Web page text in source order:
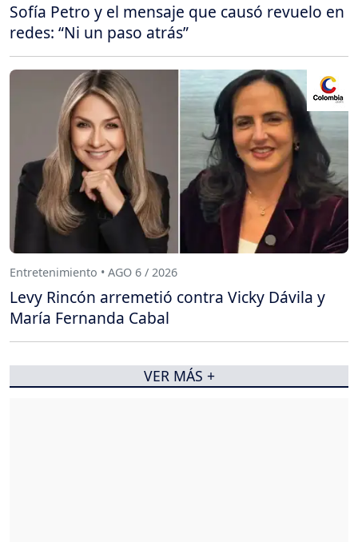
Sofía Petro y el mensaje que causó revuelo en
redes: “Ni un paso atrás”
Entretenimiento • AGO 6 / 2026
Levy Rincón arremetió contra Vicky Dávila y
María Fernanda Cabal
VER MÁS +